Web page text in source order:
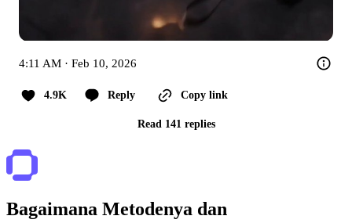
4:11 AM · Feb 10, 2026
4.9K Reply Copy link
Read 141 replies
Bagaimana Metodenya dan